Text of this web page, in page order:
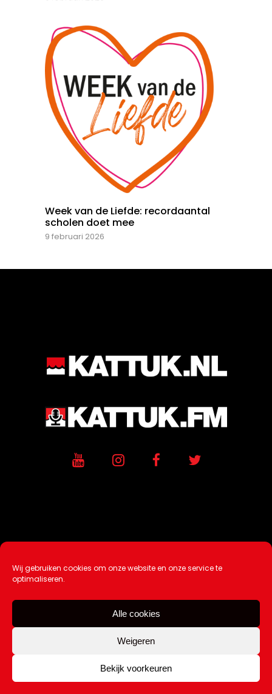
Wij gebruiken cookies om onze website en onze service te
optimaliseren.
Alle cookies
Weigeren
Bekijk voorkeuren
Week van de Liefde: recordaantal
scholen doet mee
9 februari 2026
Ontwikkeling / Hosting doorAtSea
Over Ons |Tip de redactie
Contact
Copyright Kattuk.nl 2003-2026